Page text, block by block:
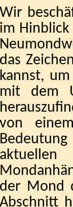
Wir
im
das
kannst,
mit dem
von
der Mond
Abschnitt